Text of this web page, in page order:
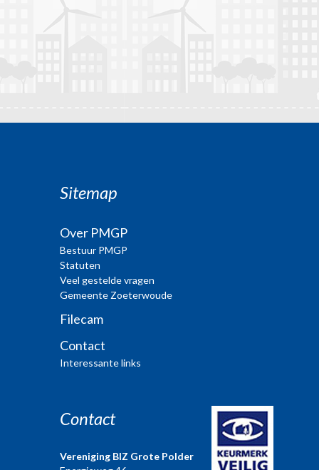
Sitemap
Over PMGP
Bestuur PMGP
Statuten
Veel gestelde vragen
Gemeente Zoeterwoude
Filecam
Contact
Interessante links
Contact
Vereniging BIZ Grote Polder